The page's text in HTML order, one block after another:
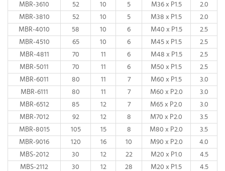
MBR-3610
52 10 5 M36 x P1.5
2.0
MBR-3810
52 10 5 M38 x P1.5
2.0
MBR-4010
58 10 6 M40 x P1.5
2.5
MBR-4510
65 10 6 M45 x P1.5
2.5
MBR-4811
70 11 6 M48 x P1.5
2.5
MBR-5011
70 11 6 M50 x P1.5
2.5
MBR-6011
80 11 7 M60 x P1.5
3.0
MBR-6111
80 11 7 M60 x P2.0
3.0
MBR-6512
85 12 7 M65 x P2.0
3.0
MBR-7012
92 12 8 M70 x P2.0
3.5
MBR-8015
105 15 8 M80 x P2.0
3.5
MBR-9016
120 16 10 M90 x P2.0
4.0
MBS-2012
30 12 22 M20 x P1.0
4.5
MBS-2112
30 12 28 M20 x P1.5
4.5